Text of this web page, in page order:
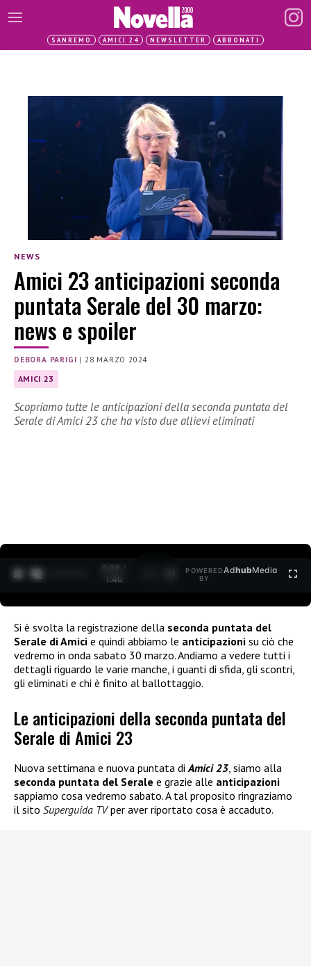
SANREMO AMICI 24 NEWSLETTER ABBONATI
NEWS
Amici 23 anticipazioni seconda
puntata Serale del 30 marzo:
news e spoiler
DEBORA PARIGI | 28 MARZO 2024
AMICI 23
Scopriamo tutte le anticipazioni della seconda puntata del
Serale di Amici 23 che ha visto due allievi eliminati
0:30 /
1:40
POWERED
BY
AdhubMedia
Si è svolta la registrazione della seconda puntata del
Serale di Amici e quindi abbiamo le anticipazioni su ciò che
vedremo in onda sabato 30 marzo. Andiamo a vedere tutti i
dettagli riguardo le varie manche, i guanti di sfida, gli scontri,
gli eliminati e chi è finito al ballottaggio.
Le anticipazioni della seconda puntata del
Serale di Amici 23
Nuova settimana e nuova puntata diAmici 23, siamo alla
seconda puntata del Serale e grazie alle anticipazioni
sappiamo cosa vedremo sabato. A tal proposito ringraziamo
il sito Superguida TVper aver riportato cosa è accaduto.